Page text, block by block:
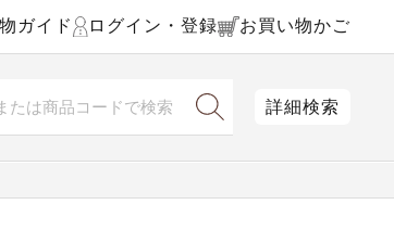
ガイド ログイン・登録 お買い物かご
詳細検索